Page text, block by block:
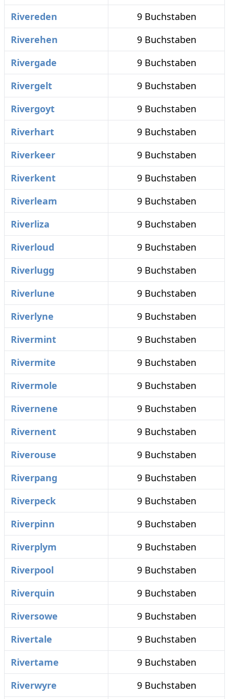
Rivereden
9 Buchstaben
Riverehen
9 Buchstaben
Rivergade
9 Buchstaben
Rivergelt
9 Buchstaben
Rivergoyt
9 Buchstaben
Riverhart
9 Buchstaben
Riverkeer
9 Buchstaben
Riverkent
9 Buchstaben
Riverleam
9 Buchstaben
Riverliza
9 Buchstaben
Riverloud
9 Buchstaben
Riverlugg
9 Buchstaben
Riverlune
9 Buchstaben
Riverlyne
9 Buchstaben
Rivermint
9 Buchstaben
Rivermite
9 Buchstaben
Rivermole
9 Buchstaben
Rivernene
9 Buchstaben
Rivernent
9 Buchstaben
Riverouse
9 Buchstaben
Riverpang
9 Buchstaben
Riverpeck
9 Buchstaben
Riverpinn
9 Buchstaben
Riverplym
9 Buchstaben
Riverpool
9 Buchstaben
Riverquin
9 Buchstaben
Riversowe
9 Buchstaben
Rivertale
9 Buchstaben
Rivertame
9 Buchstaben
Riverwyre
9 Buchstaben